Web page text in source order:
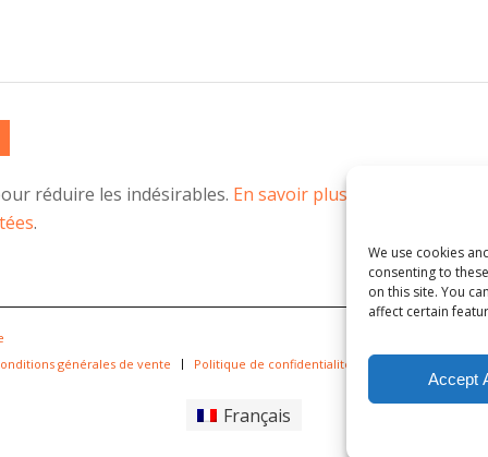
We use cookies
consenting to
on this site. You
affect certain
Accept
Alternative:
réduire les indésirables. En savoir plus sur la façon
.
générales de vente
Politique de confidentialité
Français